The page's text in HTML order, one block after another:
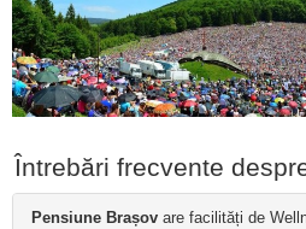
Întrebări frecvente
Pensiune Brașov are facilități de